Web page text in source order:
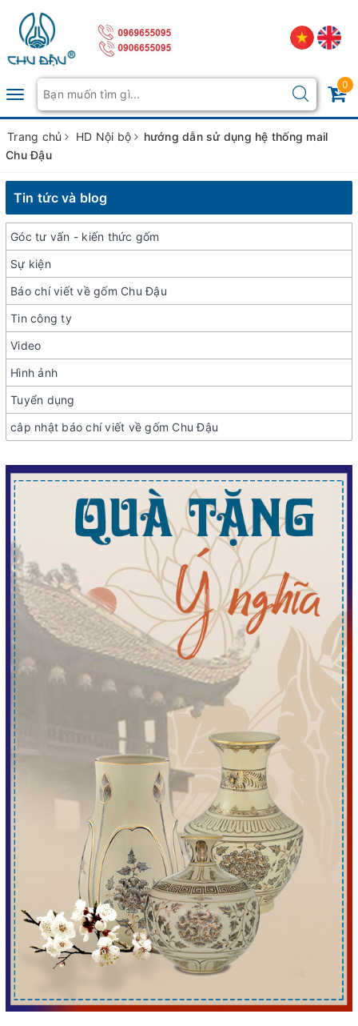
Toggle
navigation
0
Trang chủ HD Nội bộ
hướng dẫn sử dụng hệ thống mail
Chu Đậu
Tin tức và blog
Góc tư vấn - kiến thức gốm
Sự kiện
Báo chí viết về gốm Chu Đậu
Tin công ty
Video
Hình ảnh
Tuyển dụng
câp nhật báo chí viết về gốm Chu Đậu